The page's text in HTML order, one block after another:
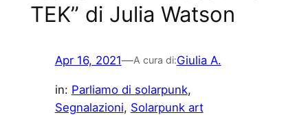
TEK” di Julia Watson
Apr 16, 2021—A cura di:Giulia A.
in: Parliamo di solarpunk
Segnalazioni, Solarpunk art